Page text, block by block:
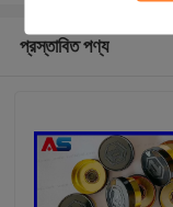
প্রস্তাবিত পণ্য